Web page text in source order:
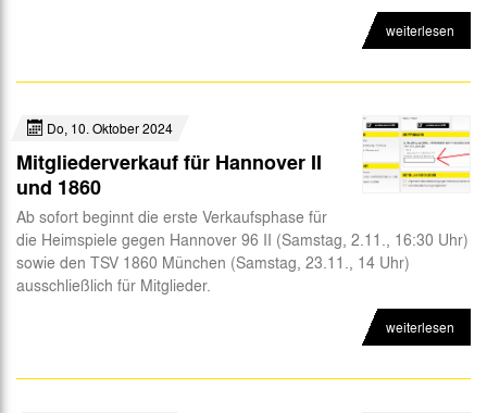
weiterlesen
Do, 10. Oktober 2024
Mitgliederverkauf für Hannover II
und 1860
Ab sofort beginnt die erste Verkaufsphase für
die Heimspiele gegen Hannover 96 II (Samstag, 2.11., 16:30 Uhr)
sowie den TSV 1860 München (Samstag, 23.11., 14 Uhr)
ausschließlich für Mitglieder.
weiterlesen